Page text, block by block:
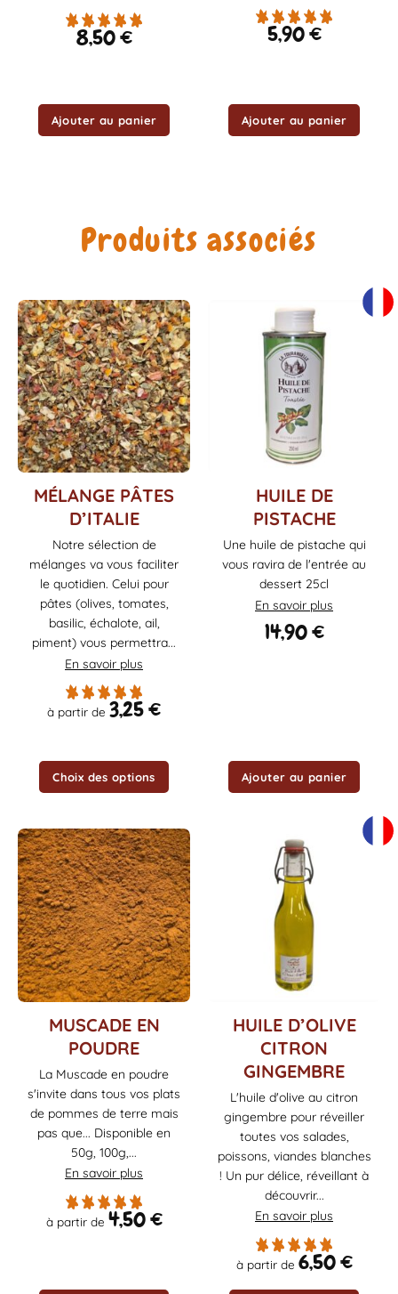
8,50€
Ajouter au panier
5,90€
Ajouter au panier
Produits associés
MÉLANGE PÂTES
D’ITALIE
Notre sélection de
mélanges va vous faciliter
le quotidien. Celui pour
pâtes (olives, tomates,
basilic, échalote, ail,
piment) vous permettra...
En savoir plus
à partir de 3,25€
Choix des options
Ce
plusieurs
variations.
Les
options
peuvent
être
choisies
page
HUILE DE
PISTACHE
Une huile de pistache qui
vous ravira de l'entrée au
dessert 25cl
En savoir plus
14,90€
Ajouter au panier
MUSCADE EN
POUDRE
La Muscade en poudre
s'invite dans tous vos plats
de pommes de terre mais
pas que... Disponible en
50g, 100g,...
En savoir plus
à partir de 4,50€
plusieurs
variations.
Les
options
HUILE D’OLIVE
CITRON
GINGEMBRE
L'huile d'olive au citron
gingembre pour réveiller
toutes vos salades,
poissons, viandes blanches
! Un pur délice, réveillant à
découvrir...
En savoir plus
à partir de 6,50€
plusieurs
variations.
Les
options
peuvent
être
choisies